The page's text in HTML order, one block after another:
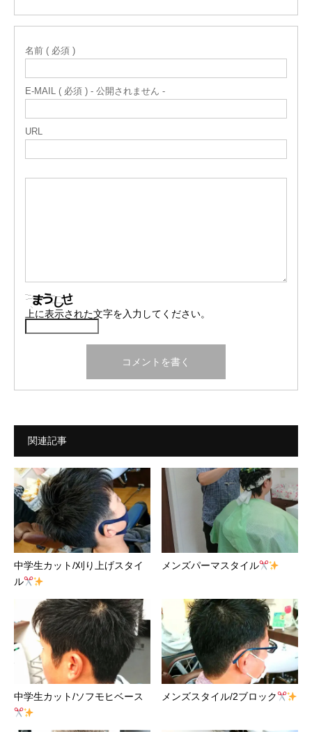
名前 ( 必須 )
E-MAIL ( 必須 ) - 公開されません -
URL
上に表示された文字を入力してください。
関連記事
中学生カット/刈り上げスタイ
ル
メンズパーマスタイル
中学生カット/ソフモヒベース メンズスタイル/2ブロック